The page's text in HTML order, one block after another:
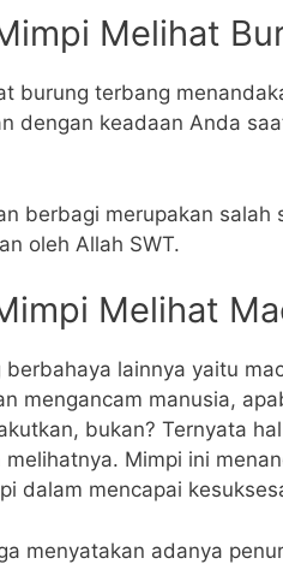
Melihat
burung terbang
dengan keadaan Anda
berbagi merupakan
oleh Allah SWT.
Melihat
berbahaya lainnya yaitu
mengancam manusia,
bukan? Ternyata
melihatnya. Mimpi ini
dalam mencapai
menyatakan adanya